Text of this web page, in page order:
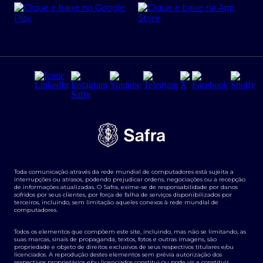
Regras e Parâmetros de Atuação Banco Safra
Segurança da Informação
Tarifas e serviços Pessoa Física
Transparência de remuneração
Termos e Condições para Portabilidade de Investimento
Empréstimo e financiamentos PJ
Derivativos
Agronegócios
Toda comunicação através da rede mundial de computadores está sujeita a
interrupções ou atrasos, podendo prejudicar ordens, negociações ou a recepção
de informações atualizadas. O Safra, exime-se de responsabilidade por danos
sofridos por seus clientes, por força de falha de serviços disponibilizados por
terceiros, incluindo, sem limitação aqueles conexos à rede mundial de
computadores.
Todos os elementos que compõem este site, incluindo, mas não se limitando, as
suas marcas, sinais de propaganda, textos, fotos e outras imagens, são
propriedade e objeto de direitos exclusivos de seus respectivos titulares e/ou
licenciados. A reprodução destes elementos sem prévia autorização dos